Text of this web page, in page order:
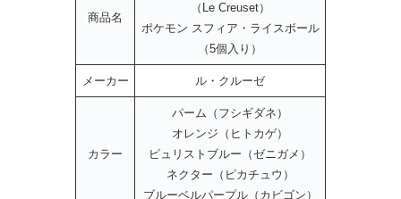
商品名
（Le Creuset）
ポケモン スフィア・ライスボール
（5個入り）
メーカー ル・クルーゼ
カラー
パーム（フシギダネ）
オレンジ（ヒトカゲ）
ピュリストブルー（ゼニガメ）
ネクター（ピカチュウ）
ブルーベルパープル（カビゴン）